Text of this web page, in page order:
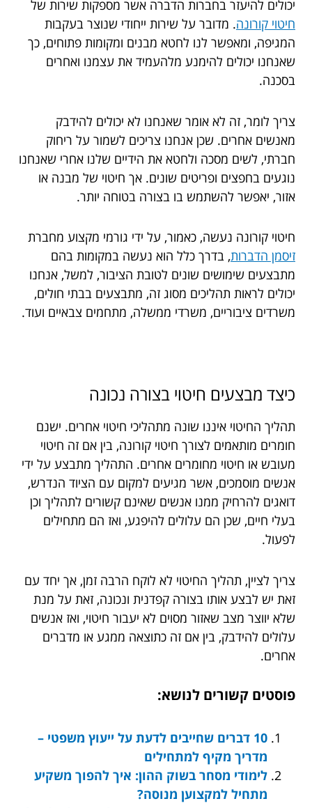
יכולים להיעזר בחברות הדברה אשר מספקות שירות של
חיטוי קורונה. מדובר על שירות ייחודי שנוצר בעקבות
המגיפה, ומאפשר לנו לחטא מבנים ומקומות פתוחים, כך
שאנחנו יכולים להימנע מלהעמיד את עצמנו ואחרים
בסכנה.
צריך לומר, זה לא אומר שאנחנו לא יכולים להידבק
מאנשים אחרים. שכן אנחנו צריכים לשמור על ריחוק
חברתי, לשים מסכה ולחטא את הידיים שלנו אחרי שאנחנו
נוגעים בחפצים ופריטים שונים. אך חיטוי של מבנה או
אזור, יאפשר להשתמש בו בצורה בטוחה יותר.
חיטוי קורונה נעשה, כאמור, על ידי גורמי מקצוע מחברת
זיסמן הדברות, בדרך כלל הוא נעשה במקומות בהם
מתבצעים שימושים שונים לטובת הציבור, למשל, אנחנו
יכולים לראות תהליכים מסוג זה, מתבצעים בבתי חולים,
משרדים ציבוריים, משרדי ממשלה, מתחמים צבאיים ועוד.
כיצד מבצעים חיטוי בצורה נכונה
תהליך החיטוי איננו שונה מתהליכי חיטוי אחרים. ישנם
חומרים מותאמים לצורך חיטוי קורונה, בין אם זה חיטוי
מעובש או חיטוי מחומרים אחרים. התהליך מתבצע על ידי
אנשים מוסמכים, אשר מגיעים למקום עם הציוד הנדרש,
דואגים להרחיק ממנו אנשים שאינם קשורים לתהליך וכן
בעלי חיים, שכן הם עלולים להיפגע, ואז הם מתחילים
לפעול.
צריך לציין, תהליך החיטוי לא לוקח הרבה זמן, אך יחד עם
זאת יש לבצע אותו בצורה קפדנית ונכונה, זאת על מנת
שלא יווצר מצב שאזור מסוים לא יעבור חיטוי, ואז אנשים
עלולים להידבק, בין אם זה כתוצאה ממגע או מדברים
אחרים.
פוסטים קשורים לנושא:
10 דברים שחייבים לדעת על ייעוץ משפטי –
מדריך מקיף למתחילים
לימודי מסחר בשוק ההון: איך להפוך משקיע
מתחיל למקצוען מנוסה?